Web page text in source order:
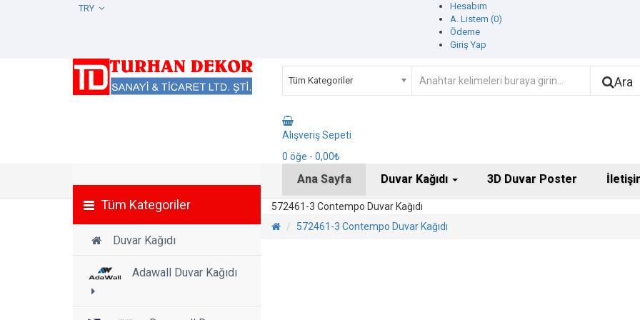
Hesabım
A. Listem (0)
Ödeme
Giriş Yap
Tüm Kategoriler Ara
Alışveriş Sepeti
0 öğe - 0,00₺
Tüm Kategoriler
Duvar Kağıdı
Adawall Duvar Kağıdı
Ana Sayfa Duvar Kağıdı 3D Duvar Poster
572461-3 Contempo Duvar Kağıdı
572461-3 Contempo Duvar Kağıdı